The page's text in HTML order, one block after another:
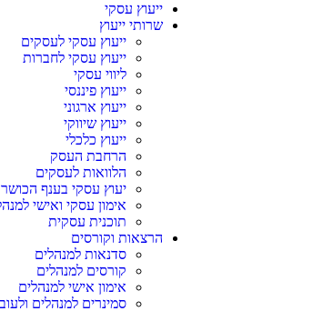
ייעוץ עסקי
שרותי ייעוץ
ייעוץ עסקי לעסקים
ייעוץ עסקי לחברות
ליווי עסקי
ייעוץ פיננסי
ייעוץ ארגוני
ייעוץ שיווקי
ייעוץ כלכלי
הרחבת העסק​
הלוואות לעסקים​
יעוץ עסקי בענף הכושר
אימון עסקי ואישי
תוכנית עסקית
הרצאות וקורסים
סדנאות למנהלים
קורסים למנהלים
אימון אישי למנהלים
סמינרים למנהלים